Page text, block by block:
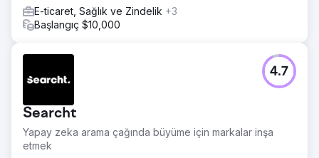
E-ticaret, Sağlık ve Zindelik +3
Başlangıç $10,000
Searcht
Yapay zeka arama çağında büyüme için markalar inşa
etmek
4.7